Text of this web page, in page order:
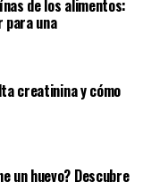
de los alimentos:
para una
creatinina y cómo
un huevo? Descubre